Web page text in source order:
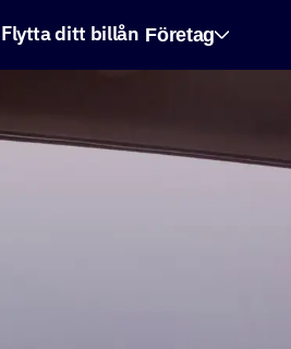
Flytta ditt billån Företag